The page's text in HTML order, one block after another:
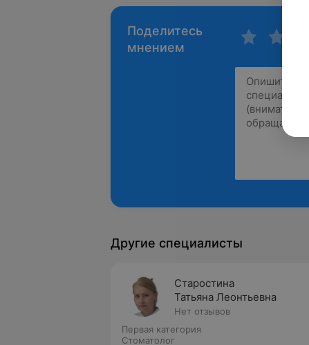
Поделитесь
мнением
Другие специалисты
Старостина
Татьяна Леонтьевна
Нет отзывов
Первая категория
Стоматолог